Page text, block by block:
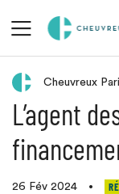
Retour aux
Cheuvreux
L’agent
26 Fév 2024 •